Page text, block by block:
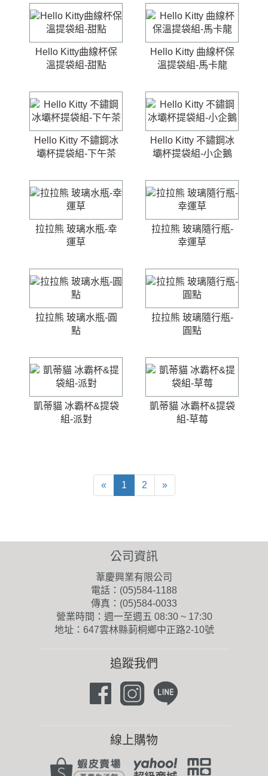
Hello Kitty曲線杯保
溫提袋組-甜點
Hello Kitty 曲線杯保
溫提袋組-馬卡龍
Hello Kitty 不鏽鋼冰
壩杯提袋組-下午茶
Hello Kitty 不鏽鋼冰
壩杯提袋組-小企鵝
拉拉熊 玻璃水瓶-幸
運草
拉拉熊 玻璃隨行瓶-
幸運草
拉拉熊 玻璃水瓶-圓
點
拉拉熊 玻璃隨行瓶-
圓點
凱蒂貓 冰霸杯&提袋
組-派對
凱蒂貓 冰霸杯&提袋
組-草莓
« 1 2 »
公司資訊
葦慶興業有限公司
電話：(05)584-1188
傳真：(05)584-0033
營業時間：週一至週五 08:30 ~ 17:30
地址：647雲林縣莿桐鄉中正路2-10號
追蹤我們
線上購物